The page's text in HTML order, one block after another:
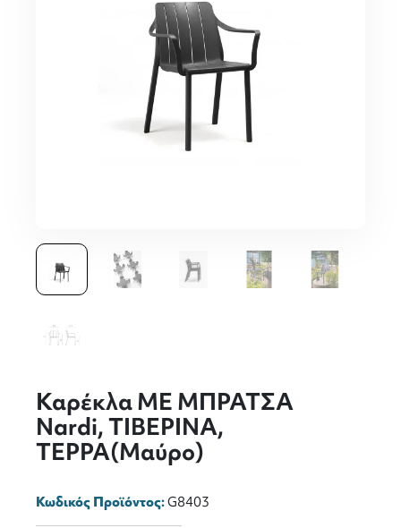
Καρέκλα ΜΕ ΜΠΡΑΤΣΑ
Nardi, ΤΙΒΕΡΙΝΑ,
ΤΕΡΡΑ(Μαύρο)
Κωδικός Προϊόντος:G8403